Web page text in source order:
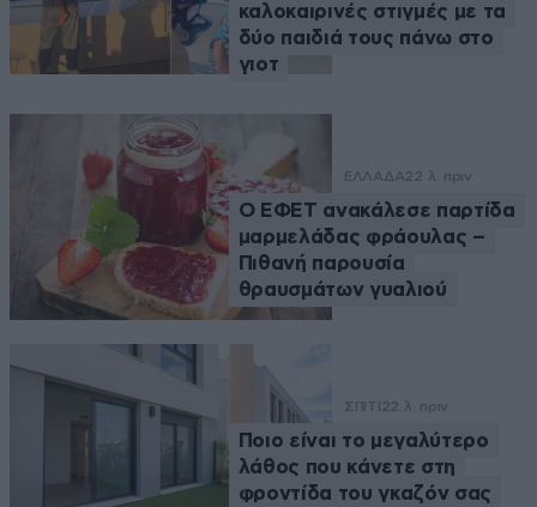
καλοκαιρινές στιγμές με τα
δύο παιδιά τους πάνω στο
γιοτ
ΕΛΛΑΔΑ22 λ. πριν
Ο ΕΦΕΤ ανακάλεσε παρτίδα
μαρμελάδας φράουλας –
Πιθανή παρουσία
θραυσμάτων γυαλιού
ΣΠΙΤΙ22 λ. πριν
Ποιο είναι το μεγαλύτερο
λάθος που κάνετε στη
φροντίδα του γκαζόν σας